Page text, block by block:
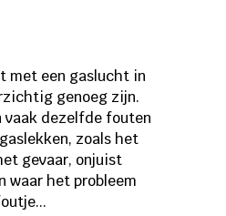
met een gaslucht in
genoeg zijn.
vaak dezelfde fouten
zoals het
gevaar, onjuist
waar het probleem